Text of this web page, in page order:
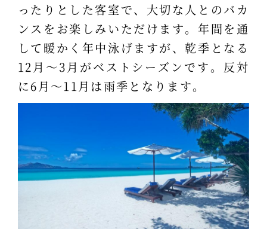
ったりとした客室で、大切な人とのバカ
ンスをお楽しみいただけます。年間を通
して暖かく年中泳げますが、乾季となる
12月～3月がベストシーズンです。反対
に6月～11月は雨季となります。